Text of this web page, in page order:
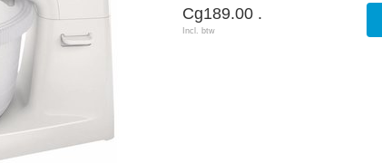
Cg189.00 .
Incl. btw